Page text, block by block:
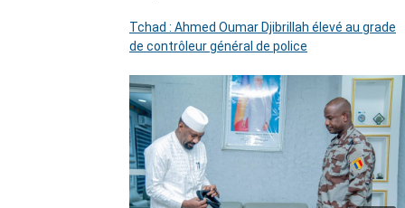
Tchad : Ahmed Oumar Djibrillah élevé au grade
de contrôleur général de police